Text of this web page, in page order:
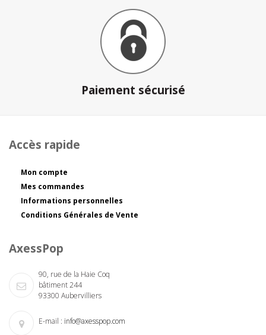
Paiement sécurisé
Accès rapide
Mon compte
Mes commandes
Informations personnelles
Conditions Générales de Vente
AxessPop
90, rue de la Haie Coq
bâtiment 244
93300 Aubervilliers
E-mail : info@axesspop.com